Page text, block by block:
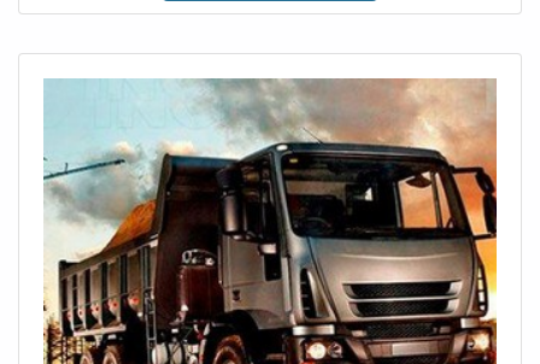
excelente investimento, uma vez que o uso do aparato